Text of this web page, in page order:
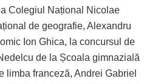
Colegiul Național Nicolae
de geografie, Alexandru
Ion Ghica, la concursul de
de la Școala gimnazială
limba franceză, Andrei Gabriel